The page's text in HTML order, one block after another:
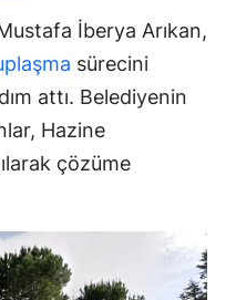
İberya Arıkan,
sürecini
attı. Belediyenin
Hazine
çözüme